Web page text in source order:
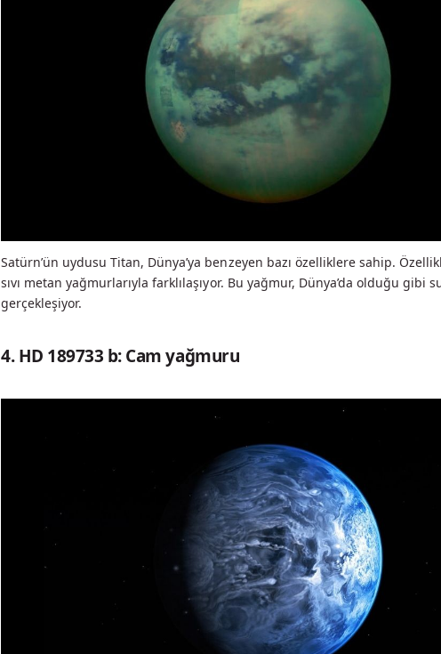
Satürn’ün uydusu Titan, Dünya’ya benzeyen bazı özelliklere sahip.
sıvı metan yağmurlarıyla farklılaşıyor. Bu yağmur, Dünya’da olduğu gibi
gerçekleşiyor.
4. HD 189733 b: Cam yağmuru